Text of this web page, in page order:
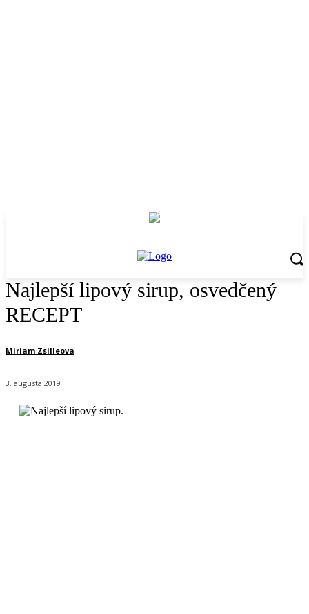
Najlepší lipový sirup, osvedčený
RECEPT
Miriam Zsilleova
3. augusta 2019